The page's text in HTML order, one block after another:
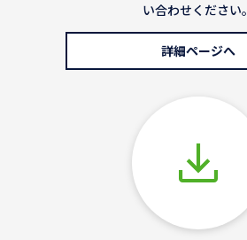
い合わせください。
詳細ページへ